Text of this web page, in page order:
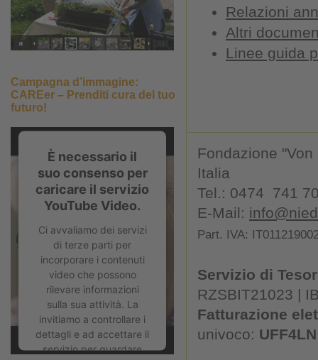
Campagna d’immagine:
CAREer – Prenditi cura del tuo
futuro!
È necessario il
suo consenso per
caricare il servizio
YouTube Video.
Ci avvaliamo dei servizi
di terze parti per
incorporare i contenuti
video che possono
rilevare informazioni
sulla sua attività. La
invitiamo a controllare i
dettagli e ad accettare il
servizio per guardare
Relazioni
Altri
Linee guida
Fondazione
Italia
Tel.: 0474 741
E-Mail:
Part. IVA:
Servizio di
RZSBIT21023 |
Fatturazione
univoco: UFF4LN